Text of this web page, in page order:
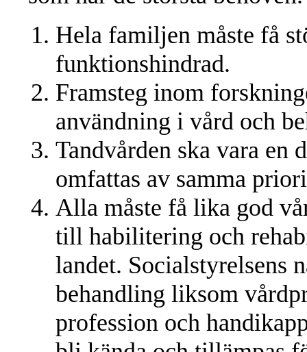
Hela familjen måste få
funktionshindrad.
Framsteg inom
användning i vård och
Tandvården ska vara en
omfattas av samma
Alla måste få lika god
till habilitering och
landet. Socialstyrelsens
behandling liksom
profession och